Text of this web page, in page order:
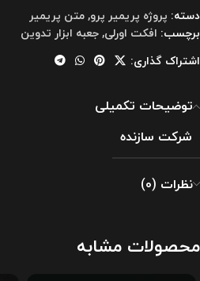
دسته: پروژه پریمیر پرو,متن پریمیر
برچسب: افکت اورلی,جعبه ابزار تدوین
اشتراک گذاری:
توضیحات تکمیلی
شرکت سازنده
نظرات (0)
محصولات مشابه